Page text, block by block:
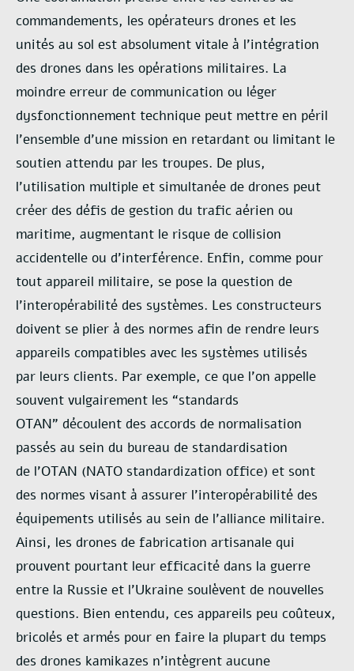
commandements, les opérateurs drones et les
unités au sol est absolument vitale à l’intégration
des drones dans les opérations militaires. La
moindre erreur de communication ou léger
dysfonctionnement technique peut mettre en péril
l’ensemble d’une mission en retardant ou limitant le
soutien attendu par les troupes. De plus,
l’utilisation multiple et simultanée de drones peut
créer des défis de gestion du trafic aérien ou
maritime, augmentant le risque de collision
accidentelle ou d’interférence. Enfin, comme pour
tout appareil militaire, se pose la question de
l’interopérabilité des systèmes. Les constructeurs
doivent se plier à des normes afin de rendre leurs
appareils compatibles avec les systèmes utilisés
par leurs clients. Par exemple, ce que l’on appelle
souvent vulgairement les “standards
OTAN” découlent des accords de normalisation
passés au sein du bureau de standardisation
de l’OTAN (NATO standardization office) et sont
des normes visant à assurer l’interopérabilité des
équipements utilisés au sein de l’alliance militaire.
Ainsi, les drones de fabrication artisanale qui
prouvent pourtant leur efficacité dans la guerre
entre la Russie et l’Ukraine soulèvent de nouvelles
questions. Bien entendu, ces appareils peu coûteux,
bricolés et armés pour en faire la plupart du temps
des drones kamikazes n’intègrent aucune